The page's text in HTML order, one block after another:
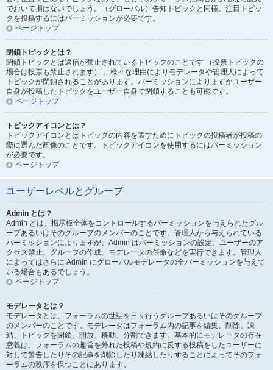
でおいて損はないでしょう。（グローバル）告知トピックと同様、注目トピッ
クを投稿するにはパーミッションが必要です。
ページトップ
閉鎖トピックとは？
閉鎖トピックとは返信が禁止されているトピックのことです （投票トピックの
場合は投票も禁止されます） 。様々な理由によりモデレータや管理人によって
トピックが閉鎖されることがあります。パーミッションによりますがユーザー
自身が投稿したトピックをユーザー自身で閉鎖することも可能です。
ページトップ
トピックアイコンとは？
トピックアイコンとはトピックの内容を表すためにトピックの投稿者が投稿の
際に選んだ画像のことです。トピックアイコンを使用するにはパーミッション
が必要です。
ページトップ
ユーザーレベルとグループ
Admin とは？
Admin とは、掲示板全体をコントロールするパーミッションを与えられたグル
ープあるいはそのグループのメンバーのことです。管理人から与えられている
パーミッションによりますが、Admin はパーミッションの設定、ユーザーのア
クセス禁止、グループの作成、モデレータの任命などを実行できます。管理人
によってはさらに Admin にグローバルモデレータの全パーミッションを与えて
いる場合もあるでしょう。
ページトップ
モデレータとは？
モデレータとは、フォーラムの世話を日々行うグループあるいはそのグループ
のメンバーのことです。モデレータはフォーラム内の記事を編集、削除、凍
結、トピックを閉鎖、開放、移動、分割できます。基本的にモデレータの存在
意義は、フォーラムの趣旨を外れた投稿や規約に反する投稿をしたユーザーに
対して警告したりその記事を削除したり凍結したりすることによってそのフォ
ーラムの秩序を保つことにあります。